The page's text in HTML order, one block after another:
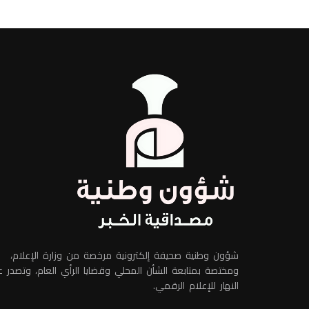
شؤون وطنية صحيفة إلكترونية مرخصة من وزارة الإعلام،
ومختصة بمتابعة الشأن المحلي وقضايا الرأي العام،
النهار للإعلام الرقمي.